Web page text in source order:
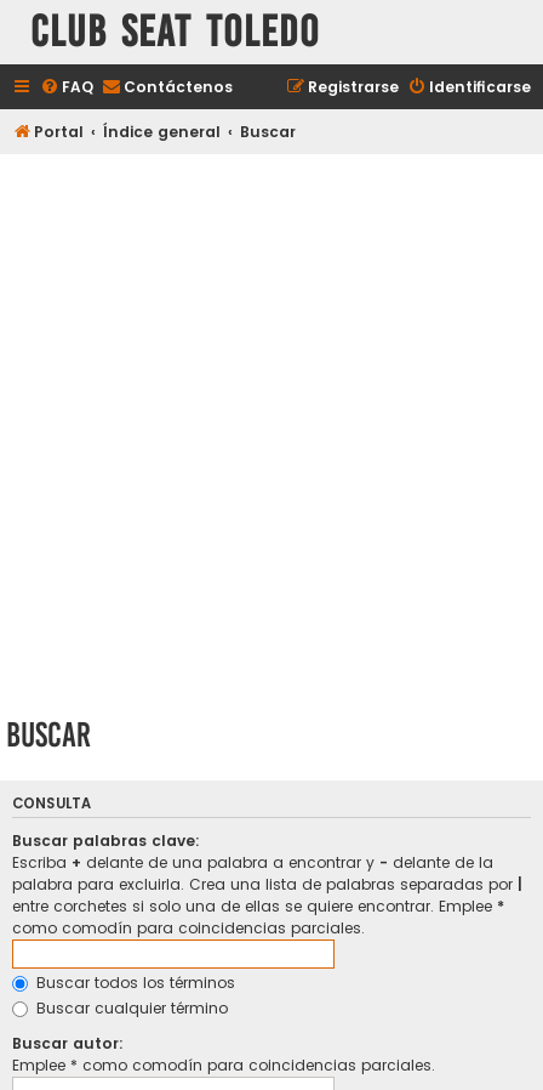
Club Seat Toledo
FAQ Contáctenos Identificarse
Registrarse
Portal Índice general Buscar
Buscar
CONSULTA
Buscar palabras clave:
Escriba + delante de una palabra a encontrar y - delante de la
palabra para excluirla. Crea una lista de palabras separadas por
entre corchetes si solo una de ellas se quiere encontrar. Emplee *
como comodín para coincidencias parciales.
Buscar todos los términos
Buscar cualquier término
Buscar autor:
Emplee * como comodín para coincidencias parciales.